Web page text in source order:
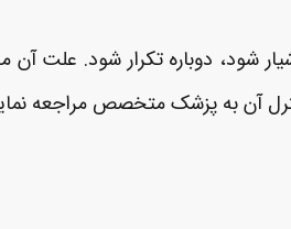
باشد و قبل از این که بیمار هوشیار شود،
آن به پزشک متخصص مراجعه